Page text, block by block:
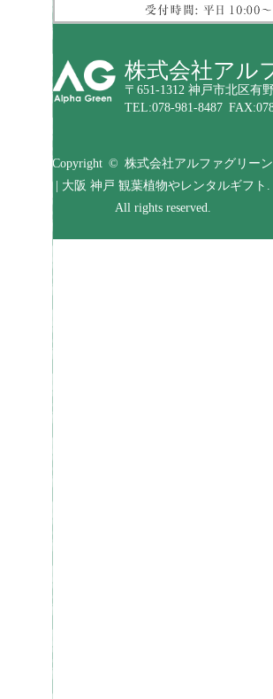
株式会社アル
〒651-1312 神戸市北区有
TEL:078-981-8487
Copyright © 株式会社アルファグリーン
| 大阪 神戸 観葉植物やレンタルギフト.
All rights reserved.